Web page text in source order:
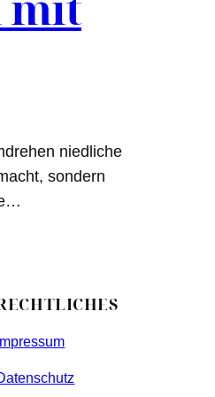
niedliche
sondern
Impressum